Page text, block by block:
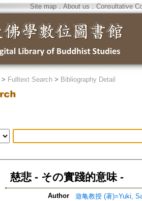
Site map．About us ． Consultative
> Fulltext Search > Bibliography Detail
慈悲 - その實踐的意味 -
Author
遊亀教授 (著)=Yuki,